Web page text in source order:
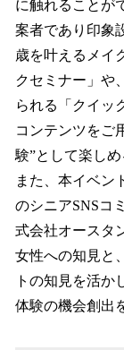
に触れることが
案者であり印象
歳を叶えるメイ
クセミナー」や
られる「クイッ
コンテンツをご
験”として楽しめ
また、本イベン
のシニアSNSコ
式会社オースタ
女性への知見と
トの知見を活か
体験の機会創出